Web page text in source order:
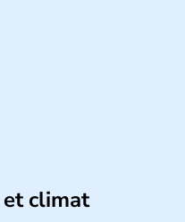
climat